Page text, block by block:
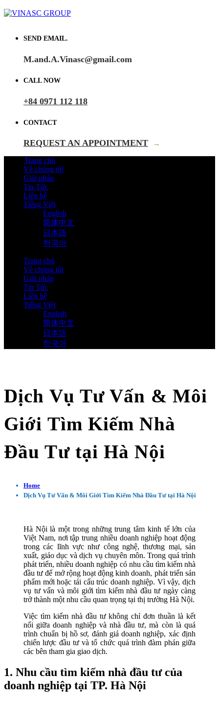
SEND EMAIL.
M.and.A.Vinasc@gmail.com
CALL NOW
+84 0971 112 118
CONTACT
REQUEST AN APPOINTMENT →
Trang chủ
Về chúng tôi
Giải pháp
Tin Tức
Liên hệ
Tiếng Việt
English
简体中文
日本語
한국어
Trang chủ
Về chúng tôi
Giải pháp
Tin Tức
Liên hệ
Tiếng Việt
English
简体中文
日本語
한국어
Dịch Vụ Tư Vấn & Môi
Giới Tìm Kiếm Nhà
Đầu Tư tại Hà Nội
Home
Dịch Vụ Tư Vấn & Môi Giới Tìm Kiếm Nhà Đầu Tư tại Hà Nội
Hà Nội là một trong những trung tâm kinh tế lớn của
Việt Nam, nơi tập trung nhiều doanh nghiệp hoạt động
trong các lĩnh vực như công nghệ, thương mại, sản
xuất, giáo dục và dịch vụ chuyên môn. Trong quá trình
phát triển, nhiều doanh nghiệp có nhu cầu tìm kiếm nhà
đầu tư để mở rộng hoạt động kinh doanh, phát triển sản
phẩm mới hoặc tái cấu trúc doanh nghiệp. Vì vậy, dịch
vụ tư vấn và môi giới tìm kiếm nhà đầu tư ngày càng
trở thành một nhu cầu quan trọng tại thị trường Hà Nội.
Việc tìm kiếm nhà đầu tư không chỉ đơn thuần là kết
nối giữa doanh nghiệp và nhà đầu tư, mà còn là quá
trình chuẩn bị hồ sơ, đánh giá doanh nghiệp, xác định
chiến lược đầu tư và tổ chức quá trình đàm phán giữa
các bên tham gia giao dịch.
1. Nhu cầu tìm kiếm nhà đầu tư của
doanh nghiệp tại TP. Hà Nội